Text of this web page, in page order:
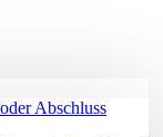
Abschluss